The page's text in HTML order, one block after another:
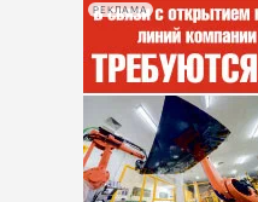
РЕКЛАМА